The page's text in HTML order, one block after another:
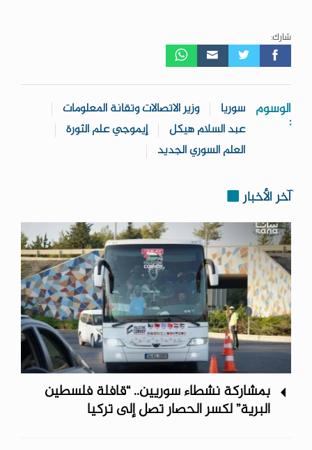
شارك:
الوسوم
:
سوريا
وزير الاتصالات وتقانة المعلومات
عبد السلام هيكل
إيموجي علم الثورة
العلم السوري الجديد
آخر الأخبار
بمشاركة نشطاء سوريين.. “قافلة فلسطين
البرية” لكسر الحصار تصل إلى تركيا